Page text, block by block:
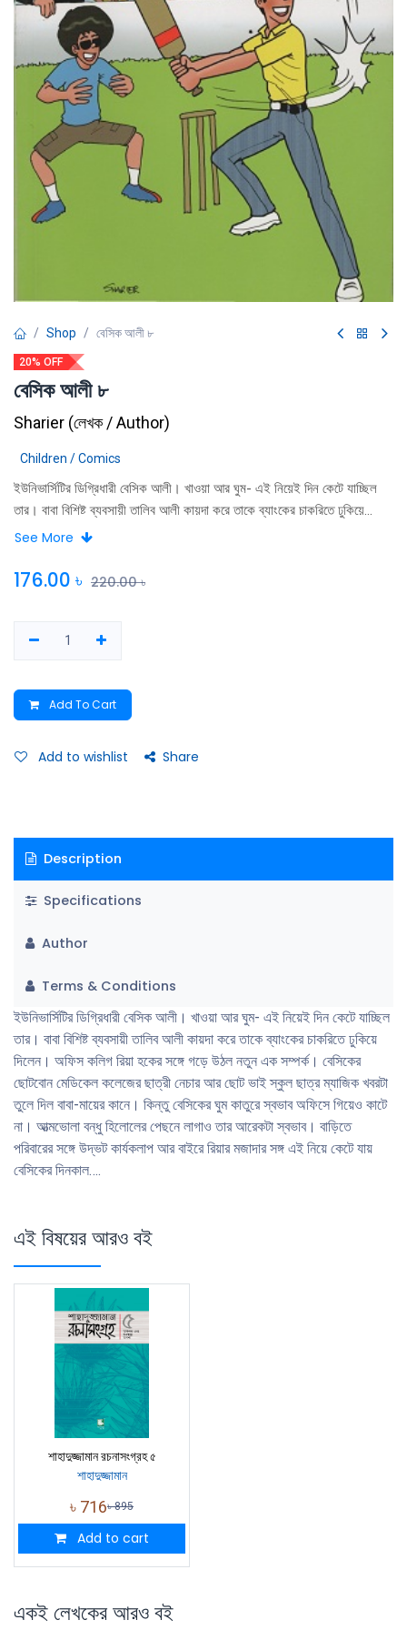
Shop বেসিক আলী ৮
20% OFF
বেসিক আলী ৮
Sharier (লেখক / Author)
Children / Comics
ইউনিভার্সিটির ডিগ্রিধারী বেসিক আলী। খাওয়া আর ঘুম- এই নিয়েই দিন কেটে যাচ্ছিল
তার। বাবা বিশিষ্ট ব্যবসায়ী তালিব আলী কায়দা করে তাকে ব্যাংকের চাকরিতে ঢুকিয়ে
দিলেন। অফিস কলিগ রিয়া হকের সঙ্গে গড়ে উঠল নতুন এক সম্পর্ক। বেসিকের ছোটবোন
বাবা-মায়ের কানে। কিন্তু বেসিকের ঘুম কাতুরে স্বভাব অফিসে গিয়েও কাটে না।
See More
176.00 ৳ 220.00৳
Add To Cart
Add to wishlist Share
Description
Specifications
Author
Terms & Conditions
ইউনিভার্সিটির ডিগ্রিধারী বেসিক আলী। খাওয়া আর ঘুম- এই নিয়েই দিন কেটে যাচ্ছিল
তার। বাবা বিশিষ্ট ব্যবসায়ী তালিব আলী কায়দা করে তাকে ব্যাংকের চাকরিতে ঢুকিয়ে
দিলেন। অফিস কলিগ রিয়া হকের সঙ্গে গড়ে উঠল নতুন এক সম্পর্ক। বেসিকের
ছোটবোন মেডিকেল কলেজের ছাত্রী নেচার আর ছোট ভাই স্কুল ছাত্র ম্যাজিক খবরটা
তুলে দিল বাবা-মায়ের কানে। কিন্তু বেসিকের ঘুম কাতুরে স্বভাব অফিসে গিয়েও কাটে
না। আত্মভোলা বন্ধু হিলোলের পেছনে লাগাও তার আরেকটা স্বভাব। বাড়িতে
পরিবারের সঙ্গে উদ্ভট কার্যকলাপ আর বাইরে রিয়ার মজাদার সঙ্গ এই নিয়ে কেটে যায়
বেসিকের দিনকাল….
এই বিষয়ের আরও বই
শাহাদুজ্জামান রচনাসংগ্রহ ৫
শাহাদুজ্জামান
৳ 716৳895
Add to cart
একই লেখকের আরও বই